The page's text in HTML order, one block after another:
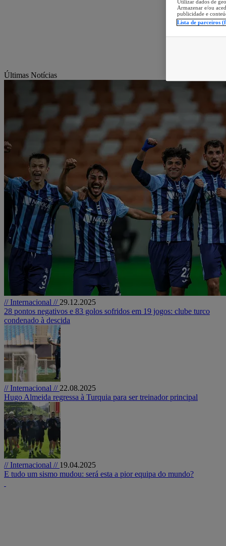
Últimas Notícias
// Internacional // 29.12.2025
28 pontos negativos e 83 golos sofridos em 19 jogos: clube turco
condenado à descida
// Internacional // 22.08.2025
Hugo Almeida regressa à Turquia para ser treinador principal
// Internacional // 19.04.2025
E tudo um sismo mudou: será esta a pior equipa do mundo?
Utilizar dados de
Armazenar e/ou
publicidade e
Lista de parceiros